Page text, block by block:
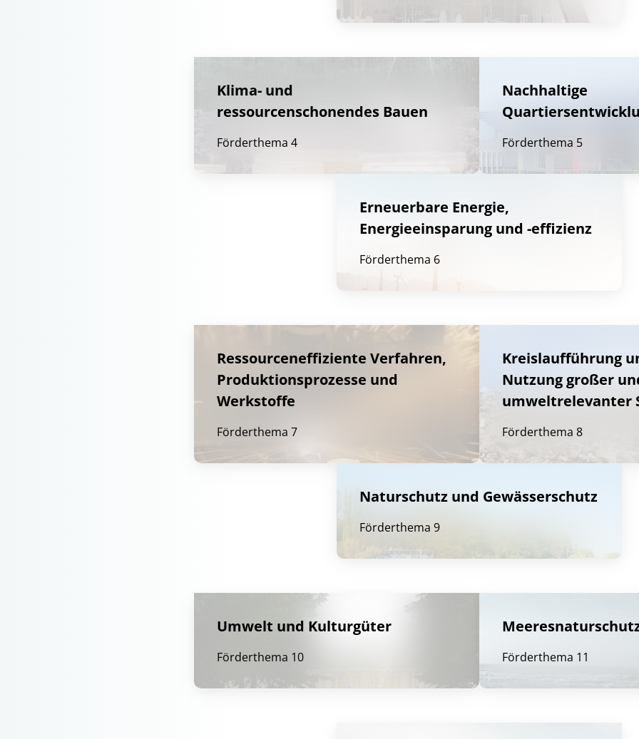
Klima­- und
ressourcenschonendes Bauen
Förderthema 4
Nachhaltige
Förderthema 5
Erneuerbare Energie,
Energieeinsparung und -effizienz
Förderthema 6
Ressourceneffiziente Verfahren,
Produktionsprozesse und
Werkstoffe
Förderthema 7
Kreislaufführung
Nutzung großer
umweltrelevanter
Förderthema 8
Naturschutz und Gewässerschutz
Förderthema 9
Umwelt und Kulturgüter
Förderthema 10 Förderthema 11